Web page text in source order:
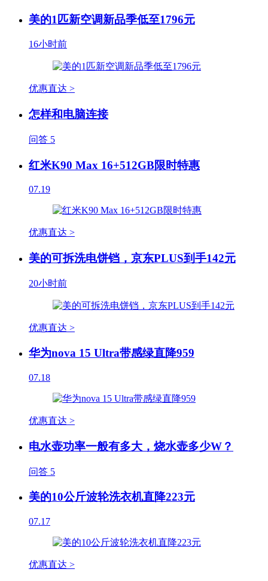
美的1匹新空调新品季低至1796元
16小时前
优惠直达 >
怎样和电脑连接
问答 5
红米K90 Max 16+512GB限时特惠
07.19
优惠直达 >
美的可拆洗电饼铛，京东PLUS到手142元
20小时前
优惠直达 >
华为nova 15 Ultra带感绿直降959
07.18
优惠直达 >
电水壶功率一般有多大，烧水壶多少W？
问答 5
美的10公斤波轮洗衣机直降223元
07.17
优惠直达 >